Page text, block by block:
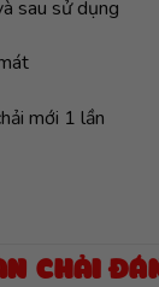
sau sử dụng
mới 1 lần
CHẢI